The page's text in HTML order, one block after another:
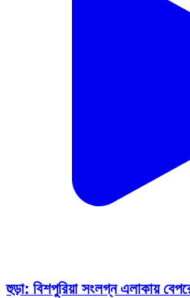
হুড়া: বিশপুরিয়া সংলগ্ন এলাকায়